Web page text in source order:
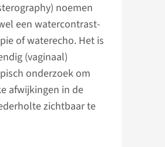
noemen
een watercontrast-
of waterecho. Het is
(vaginaal)
onderzoek om
afwijkingen in de
zichtbaar te